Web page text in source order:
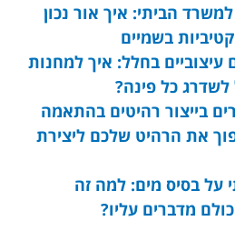
הביתי: איך אור נכון
בשמיים
בחלל: איך למחנות
לשדרג כל פינה?
בייצור רהיטים בהתאמה
את הרהיט שלכם ליצירת
על בסיס מים: למה זה
מדברים עליו?